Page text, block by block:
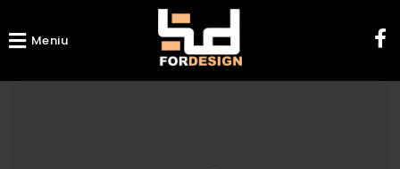
Meniu